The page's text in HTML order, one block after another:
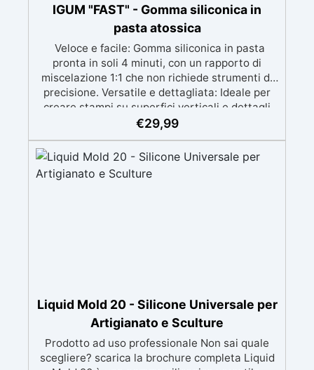
IGUM "FAST" - Gomma siliconica in
pasta atossica
Veloce e facile: Gomma siliconica in pasta
pronta in soli 4 minuti, con un rapporto di
miscelazione 1:1 che non richiede strumenti di
precisione. Versatile e dettagliata: Ideale per
creare stampi su superfici verticali e dettagli
intricati, compatibile con resine, gesso, cera,
Atossica e sicura: Formulazione inodore,
atossica e facile da maneggiare senza guanti o
mascherina. Alta resistenza e durabilità:
€29,99
Liquid Mold 20 - Silicone Universale per
Artigianato e Sculture
Prodotto ad uso professionale Non sai quale
scegliere? scarica la brochure completa Liquid